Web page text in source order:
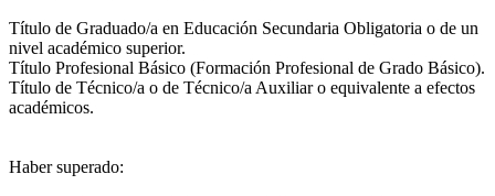
Título de Graduado/a en Educación Secundaria Obligatoria o de un
nivel académico superior.
Título Profesional Básico (Formación Profesional de Grado Básico).
Título de Técnico/a o de Técnico/a Auxiliar o equivalente a efectos
académicos.
Haber superado: